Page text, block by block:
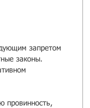
запрет­ом
законы.
пров­инность,